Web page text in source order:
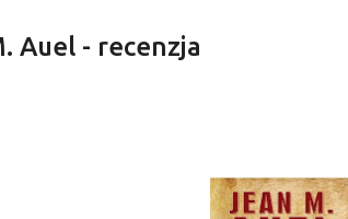
Auel - recenzja